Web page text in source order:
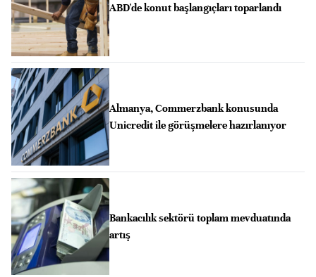
ABD'de konut başlangıçları toparlandı
Almanya, Commerzbank konusunda
Unicredit ile görüşmelere hazırlanıyor
Bankacılık sektörü toplam mevduatında
artış